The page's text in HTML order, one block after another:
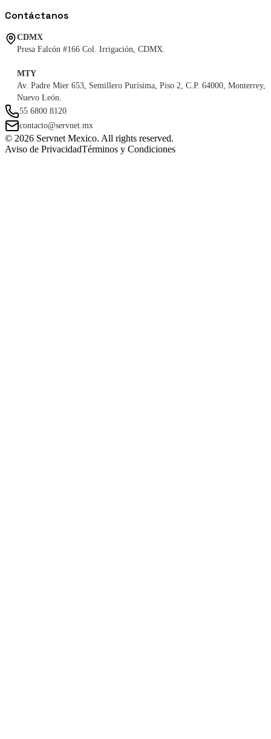
Contáctanos
CDMX
Presa Falcón #166 Col. Irrigación, CDMX.
MTY
Av. Padre Mier 653, Semillero Purísima, Piso 2, C.P. 64000, Monterrey,
Nuevo León.
55 6800 8120
contacto@servnet.mx
© 2026 Servnet Mexico. All rights reserved.
Aviso de PrivacidadTérminos y Condiciones